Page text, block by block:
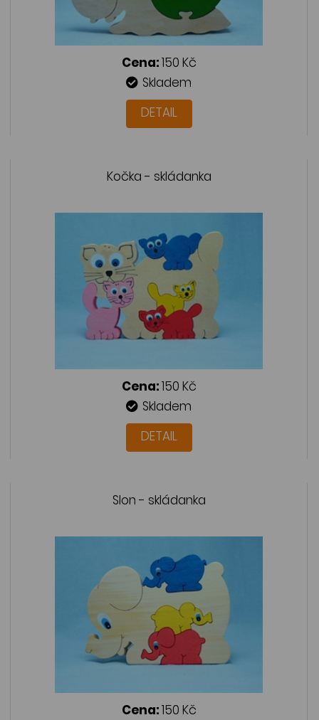
Cena:150 Kč
Skladem
DETAIL
Kočka - skládanka
Cena:150 Kč
Skladem
DETAIL
Slon - skládanka
Cena:150 Kč